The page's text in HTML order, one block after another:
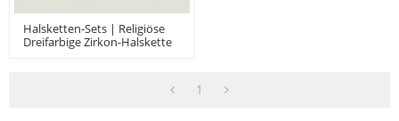
Halsketten-Sets | Religiöse
Dreifarbige Zirkon-Halskette
1